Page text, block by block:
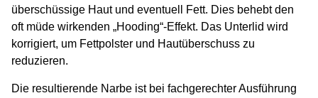
überschüssige Haut und eventuell Fett. Dies behebt den
oft müde wirkenden „Hooding“-Effekt. Das Unterlid wird
korrigiert, um Fettpolster und Hautüberschuss zu
reduzieren.
Die resultierende Narbe ist bei fachgerechter Ausführung